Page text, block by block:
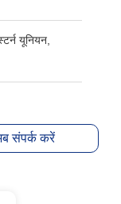
यूनियन,
संपर्क करें